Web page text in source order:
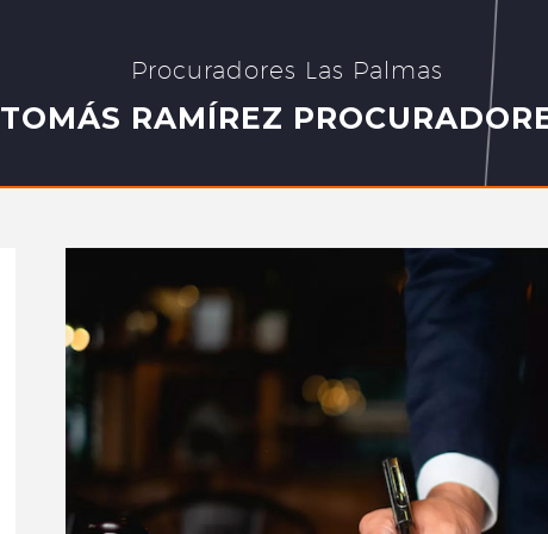
Procuradores Las Palmas
TOMÁS RAMÍREZ